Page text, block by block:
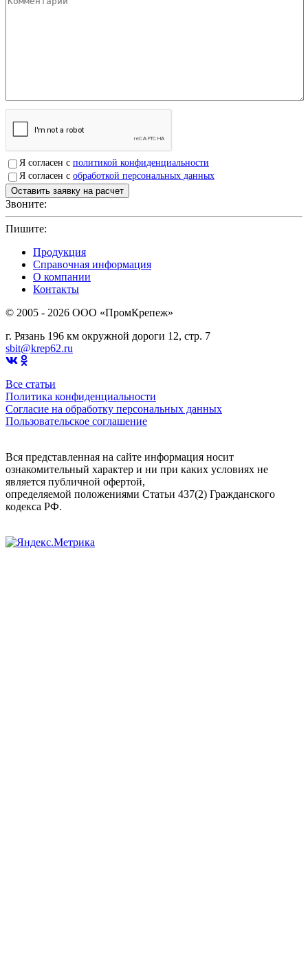
Я согласен с политикой конфиденциальности
Я согласен с обработкой персональных данных
Звоните:
Пишите:
Продукция
Справочная информация
О компании
Контакты
© 2005 - 2026 OOO «ПромКрепеж»
г. Рязань 196 км окружной дороги 12, стр. 7
sbit@krep62.ru
Все статьи
Политика конфиденциальности
Согласие на обработку персональных данных
Пользовательское соглашение
Вся представленная на сайте информация носит
ознакомительный характер и ни при каких условиях не
является публичной офертой,
определяемой положениями Статьи 437(2) Гражданского
кодекса РФ.